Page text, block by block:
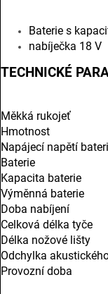
Baterie s
nabíječka 18 V
TECHNICKÉ
Měkká rukojeť
Hmotnost
Napájecí napětí
Baterie
Kapacita baterie
Výměnná baterie
Doba nabíjení
Celková délka tyče
Délka nožové lišty
Odchylka
Provozní doba